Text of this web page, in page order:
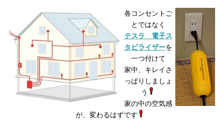
各コンセントご
とではなく
テスラ 電子ス
タビライザーを
一つ付けて
家中、キレイさ
っぱりしましょ
う
家の中の空気感
が、変わるはずです